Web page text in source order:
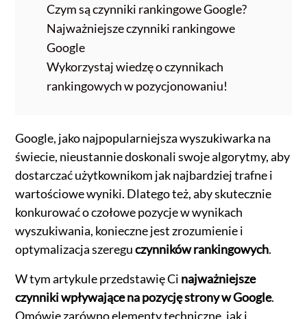
Czym są czynniki rankingowe Google?
Najważniejsze czynniki rankingowe
Google
Wykorzystaj wiedzę o czynnikach
rankingowych w pozycjonowaniu!
Google, jako najpopularniejsza wyszukiwarka na
świecie, nieustannie doskonali swoje algorytmy, aby
dostarczać użytkownikom jak najbardziej trafne i
wartościowe wyniki. Dlatego też, aby skutecznie
konkurować o czołowe pozycje w wynikach
wyszukiwania, konieczne jest zrozumienie i
optymalizacja szereguczynników rankingowych.
W tym artykule przedstawię Ci najważniejsze
czynniki wpływające na pozycję strony w Google.
Omówię zarówno elementy techniczne, jak i